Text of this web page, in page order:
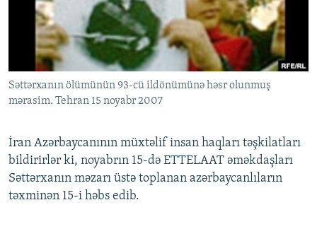
İNFOQRAFIKA
KARIKATURA
AZƏRBAYCAN ƏDƏBIYYATI KITABXANASI
İSLAM VƏ DEMOKRATIYA
İZ - MƏDƏNIYYƏT PROQRAMI
MISSIYAMIZ
PEŞƏ ETIKASI VƏ JURNALISTIKA STANDARTLARIMIZ
MATERIALLARIMIZDAN ISTIFADƏ
AZADLIQRADIOSU MOBIL TELEFONUNUZDA
XƏBƏR BÜLLETENLƏRIMIZ
BIZI IZLƏ
RFE/RL-in bütün saytları
Səttərxanın ölümünün 93-cü ildönümünə həsr olunmuş
mərasim. Tehran 15 noyabr 2007
İran Azərbaycanının müxtəlif insan haqları təşkilatları
bildirirlər ki, noyabrın 15-də ETTELAAT əməkdaşları
Səttərxanın məzarı üstə toplanan azərbaycanlıların
təxminən 15-i həbs edib.